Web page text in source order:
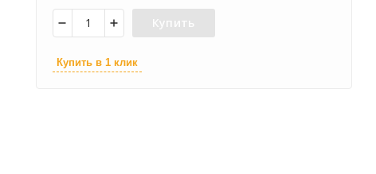
Купить
Купить в 1 клик